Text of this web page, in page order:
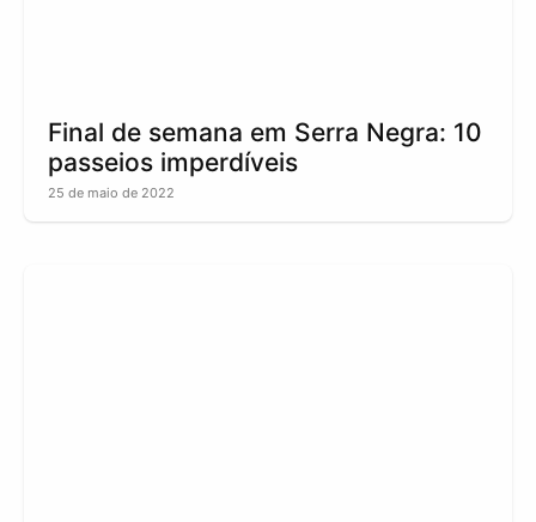
Final de semana em Serra Negra: 10
passeios imperdíveis
25 de maio de 2022